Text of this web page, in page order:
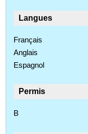
Langues
Français
Anglais
Espagnol
Permis
B